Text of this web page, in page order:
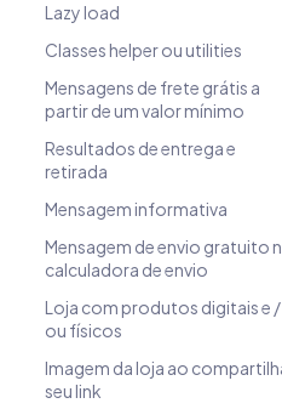
Lazy load
Classes helper ou utilities
Mensagens de frete grátis a
partir de um valor mínimo
Resultados de entrega e
retirada
Mensagem informativa
Mensagem de envio gratuito
calculadora de envio
Loja com produtos digitais e /
ou físicos
Imagem da loja ao
seu link